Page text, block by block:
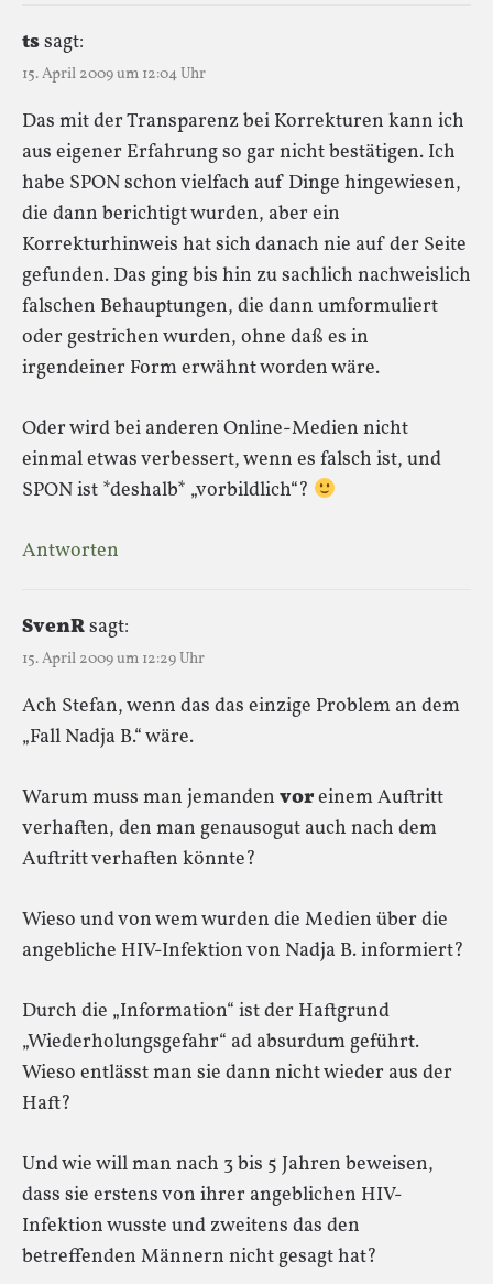
tssagt:
15. April 2009 um 12:04 Uhr
Das mit der Transparenz bei Korrekturen kann ich
aus eigener Erfahrung so gar nicht bestätigen. Ich
habe SPON schon vielfach auf Dinge hingewiesen,
die dann berichtigt wurden, aber ein
Korrekturhinweis hat sich danach nie auf der Seite
gefunden. Das ging bis hin zu sachlich nachweislich
falschen Behauptungen, die dann umformuliert
oder gestrichen wurden, ohne daß es in
irgendeiner Form erwähnt worden wäre.
Oder wird bei anderen Online-Medien nicht
einmal etwas verbessert, wenn es falsch ist, und
SPON ist *deshalb* „vorbildlich“?
Antworten
SvenRsagt:
15. April 2009 um 12:29 Uhr
Ach Stefan, wenn das das einzige Problem an dem
„Fall Nadja B.“ wäre.
Warum muss man jemanden voreinem Auftritt
verhaften, den man genausogut auch nach dem
Auftritt verhaften könnte?
Wieso und von wem wurden die Medien über die
angebliche HIV-Infektion von Nadja B. informiert?
Durch die „Information“ ist der Haftgrund
„Wiederholungsgefahr“ ad absurdum geführt.
Wieso entlässt man sie dann nicht wieder aus der
Haft?
Und wie will man nach 3 bis 5 Jahren beweisen,
dass sie erstens von ihrer angeblichen HIV-
Infektion wusste und zweitens das den
betreffenden Männern nicht gesagt hat?